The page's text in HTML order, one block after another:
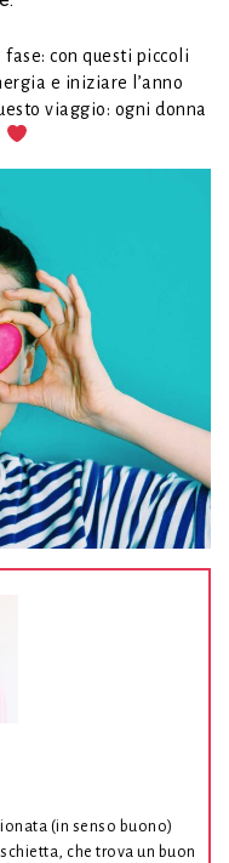
con questi piccoli
e iniziare l’anno
viaggio: ogni donna
(in senso buono)
che trova un buon